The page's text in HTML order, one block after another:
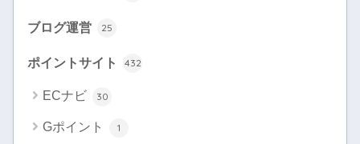
ブログ運営 25
ポイントサイト 432
ECナビ 30
Gポイント 1